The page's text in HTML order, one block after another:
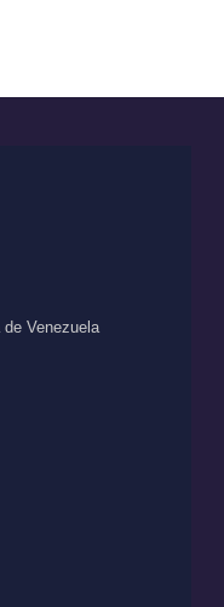
Venezuela